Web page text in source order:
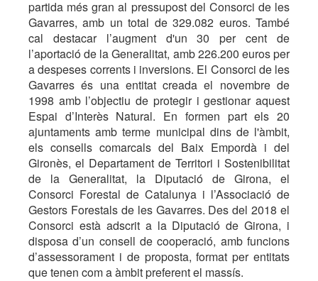
partida més gran al pressupost del Consorci de les
Gavarres, amb un total de 329.082 euros. També
cal destacar l’augment d'un 30 per cent de
l’aportació de la Generalitat, amb 226.200 euros per
a despeses corrents i inversions. El Consorci de les
Gavarres és una entitat creada el novembre de
1998 amb l’objectiu de protegir i gestionar aquest
Espai d’Interès Natural. En formen part els 20
ajuntaments amb terme municipal dins de l'àmbit,
els consells comarcals del Baix Empordà i del
Gironès, el Departament de Territori i Sostenibilitat
de la Generalitat, la Diputació de Girona, el
Consorci Forestal de Catalunya i l’Associació de
Gestors Forestals de les Gavarres. Des del 2018 el
Consorci està adscrit a la Diputació de Girona, i
disposa d’un consell de cooperació, amb funcions
d’assessorament i de proposta, format per entitats
que tenen com a àmbit preferent el massís.